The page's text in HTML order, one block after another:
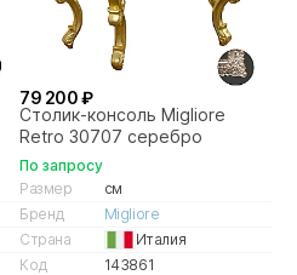
79 200 ₽
Столик-консоль Migliore
Retro 30707 серебро
По запросу
Размер
см
Бренд
Migliore
Страна
Италия
Код
143861